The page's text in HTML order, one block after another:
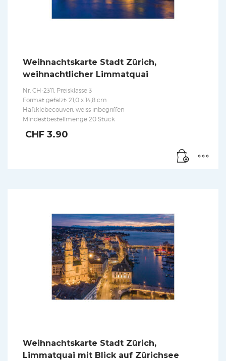
Weihnachtskarte Stadt Zürich,
weihnachtlicher Limmatquai
Nr. CH-2311, Preisklasse 3
Format gefalzt: 21,0 x 14,8 cm
Haftklebecouvert weiss inbegriffen
Mindestbestellmenge 20 Stück
CHF 3.90
Weihnachtskarte Stadt Zürich,
Limmatquai mit Blick auf Zürichsee